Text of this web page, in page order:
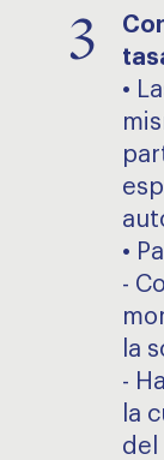
3
•
•
-
la
-
la
del